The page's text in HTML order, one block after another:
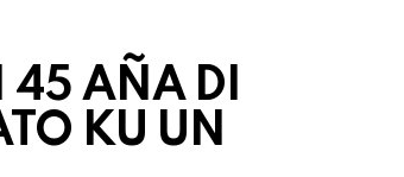
AÑA DI
KU UN